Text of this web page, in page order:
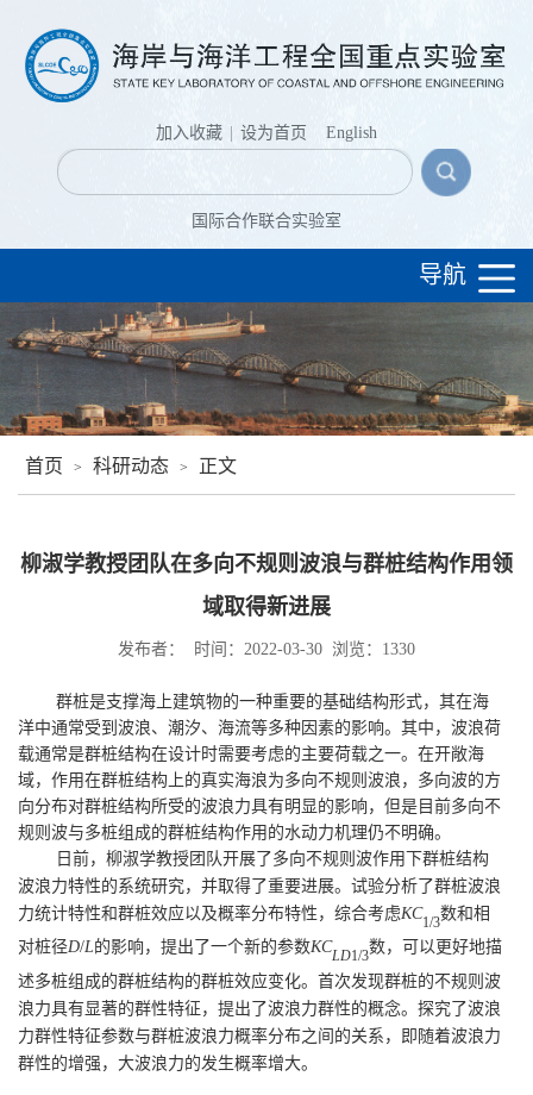
加入收藏 设为首页 English
国际合作联合实验室
导航
首页 > 科研动态 > 正文
柳淑学教授团队在多向不规则波浪与群桩结构作用领
域取得新进展
发布者： 时间：2022-03-30 浏览： 1330
群桩是支撑海上建筑物的一种重要的基础结构形式，其在海
洋中通常受到波浪、潮汐、海流等多种因素的影响。其中，波浪荷
载通常是群桩结构在设计时需要考虑的主要荷载之一。在开敞海
域，作用在群桩结构上的真实海浪为多向不规则波浪，多向波的方
向分布对群桩结构所受的波浪力具有明显的影响，但是目前多向不
规则波与多桩组成的群桩结构作用的水动力机理仍不明确。
日前，柳淑学教授团队开展了多向不规则波作用下群桩结构
波浪力特性的系统研究，并取得了重要进展。试验分析了群桩波浪
力统计特性和群桩效应以及概率分布特性，综合考虑KC
1/3
数和相
对桩径D/L的影响，提出了一个新的参数KC
LD1/3
数，可以更好地描
述多桩组成的群桩结构的群桩效应变化。首次发现群桩的不规则波
浪力具有显著的群性特征，提出了波浪力群性的概念。探究了波浪
力群性特征参数与群桩波浪力概率分布之间的关系，即随着波浪力
群性的增强，大波浪力的发生概率增大。